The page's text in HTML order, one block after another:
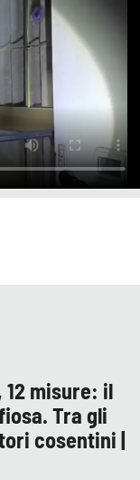
misure: il
Tra gli
cosentini |